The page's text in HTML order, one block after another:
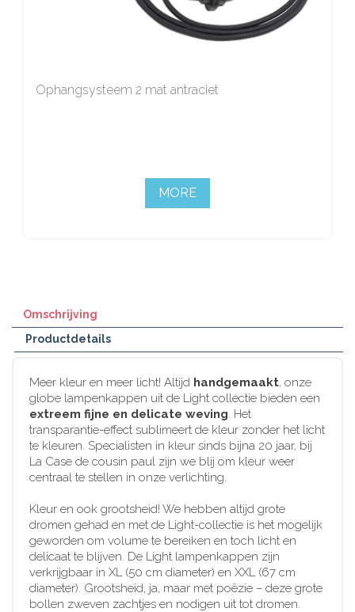
Ophangsysteem 2 mat antraciet
MORE
Omschrijving
Productdetails
Meer kleur en meer licht! Altijd handgemaakt, onze
globe lampenkappen uit de Light collectie bieden een
extreem fijne en delicate weving. Het
transparantie-effect sublimeert de kleur zonder het licht
te kleuren. Specialisten in kleur sinds bijna 20 jaar, bij
La Case de cousin paul zijn we blij om kleur weer
centraal te stellen in onze verlichting.
Kleur en ook grootsheid! We hebben altijd grote
dromen gehad en met de Light-collectie is het mogelijk
geworden om volume te bereiken en toch licht en
delicaat te blijven. De Light lampenkappen zijn
verkrijgbaar in XL (50 cm diameter) en XXL (67 cm
diameter). Grootsheid, ja, maar met poëzie – deze grote
bollen zweven zachtjes en nodigen uit tot dromen.